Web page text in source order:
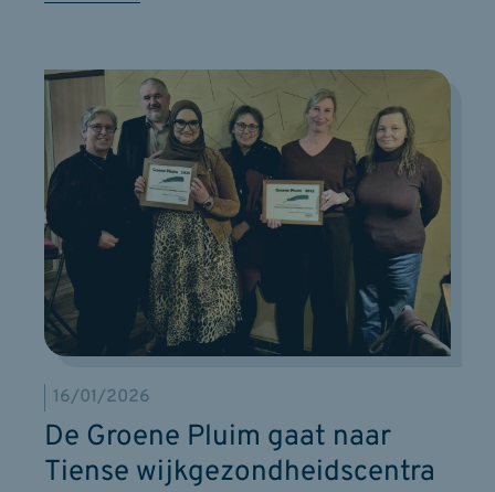
De Groene Pluim gaat naar
Tiense wijkgezondheidscentra
16/01/2026